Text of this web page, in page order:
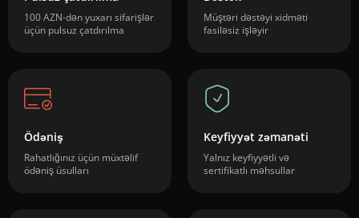
100 AZN-dən yuxarı sifarişlər
üçün pulsuz çatdırılma
Müştəri dəstəyi xidməti
fasiləsiz işləyir
Ödəniş
Rahatlığınız üçün müxtəlif
ödəniş üsulları
Keyfiyyət zəmanəti
Yalnız keyfiyyətli və
sertifikatlı məhsullar